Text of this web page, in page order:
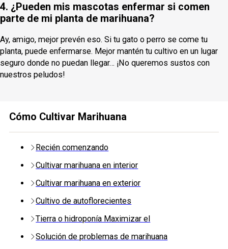
4. ¿Pueden mis mascotas enfermar si comen
parte de mi planta de marihuana?
Ay, amigo, mejor prevén eso. Si tu gato o perro se come tu
planta, puede enfermarse. Mejor mantén tu cultivo en un lugar
seguro donde no puedan llegar… ¡No queremos sustos con
nuestros peludos!
Cómo Cultivar Marihuana
Recién comenzando
Cultivar marihuana en interior
Cultivar marihuana en exterior
Cultivo de autoflorecientes
Tierra o hidroponía Maximizar el
Solución de problemas de marihuana